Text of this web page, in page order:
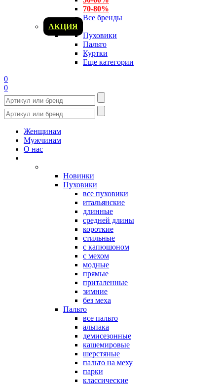
70-80%
Все бренды
АКЦИЯ
Пуховики
Пальто
Куртки
Еще категории
0
0
Женщинам
Мужчинам
О нас
Новинки
Пуховики
все пуховики
итальянские
длинные
средней длины
короткие
стильные
с капюшоном
с мехом
модные
прямые
приталенные
зимние
без меха
Пальто
все пальто
альпака
демисезонные
кашемировые
шерстяные
пальто на меху
парки
классические